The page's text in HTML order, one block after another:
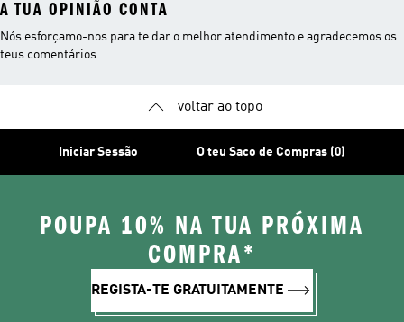
A TUA OPINIÃO CONTA
Nós esforçamo-nos para te dar o melhor atendimento e agradecemos os
teus comentários.
voltar ao topo
Iniciar Sessão O teu Saco de Compras (0)
POUPA 10% NA TUA PRÓXIMA
COMPRA*
REGISTA-TE GRATUITAMENTE